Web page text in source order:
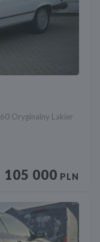
Oryginalny Lakier
105 000 PLN